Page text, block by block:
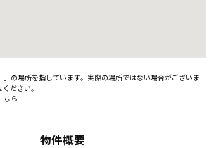
の場所を指しています。実際の場所ではない場合がございま
ださい。
ちら
物件概要